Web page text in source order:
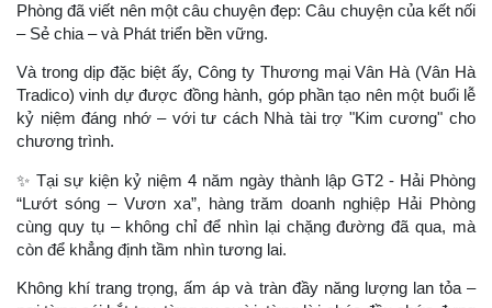
Phòng đã viết nên một câu chuyện đẹp: Câu chuyện của kết nối
– Sẻ chia – và Phát triển bền vững.
Và trong dịp đặc biệt ấy, Công ty Thương mại Vân Hà (Vân Hà
Tradico) vinh dự được đồng hành, góp phần tạo nên một buổi lễ
kỷ niệm đáng nhớ – với tư cách Nhà tài trợ "Kim cương" cho
chương trình.
✨ Tại sự kiện kỷ niệm 4 năm ngày thành lập GT2 - Hải Phòng
“Lướt sóng – Vươn xa”, hàng trăm doanh nghiệp Hải Phòng
cùng quy tụ – không chỉ để nhìn lại chặng đường đã qua, mà
còn để khẳng định tầm nhìn tương lai.
Không khí trang trọng, ấm áp và tràn đầy năng lượng lan tỏa –